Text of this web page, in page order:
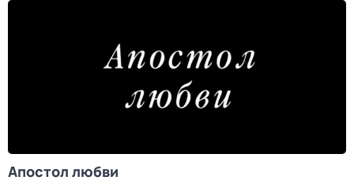
Апостол любви